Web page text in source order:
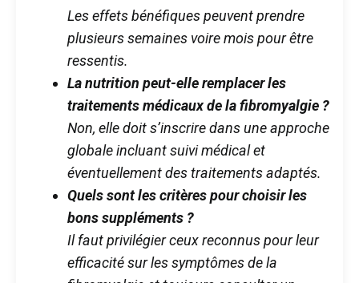
Les effets bénéfiques peuvent prendre
plusieurs semaines voire mois pour être
ressentis.
La nutrition peut-elle remplacer les
traitements médicaux de la fibromyalgie ?
Non, elle doit s’inscrire dans une approche
globale incluant suivi médical et
éventuellement des traitements adaptés.
Quels sont les critères pour choisir les
bons suppléments ?
Il faut privilégier ceux reconnus pour leur
efficacité sur les symptômes de la